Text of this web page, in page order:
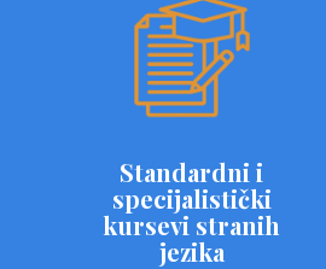
Standardni i
specijalistički
kursevi stranih
jezika